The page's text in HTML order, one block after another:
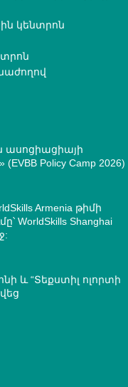
կենտրոն
ասոցիացիայի
Policy Camp 2026)
Armenia թիմի
Shanghai
և “Տեքստիլ ոլորտի